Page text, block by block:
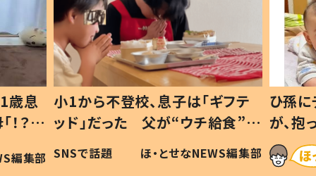
歳息
？」
編集部
小1から不登校、息子は「ギフテ
ッド」だった 父が“ウチ給食”を
作り続ける理由とは #令和の親
#令和の子
SNSで話題 ほ・とせなNEWS編集部
ひ孫
が、
「涙が
い」